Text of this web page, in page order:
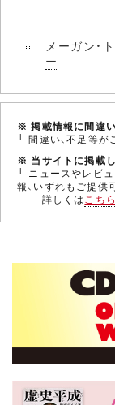
メーガン・
ー
※ 掲載情報に間違い
└ 間違い、不足等が
※ 当サイトに掲載
└ ニュースやレビ
報、いずれもご提供
詳しくはこちら